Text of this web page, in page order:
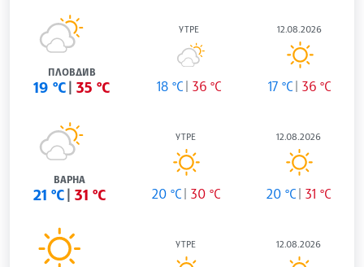
ПЛОВДИВ
19 °C 35 °C
УТРЕ
18 °C 36 °C
12.08.2026
17 °C 36 °C
ВАРНА
21 °C 31 °C
УТРЕ
20 °C 30 °C
12.08.2026
20 °C 31 °C
УТРЕ 12.08.2026